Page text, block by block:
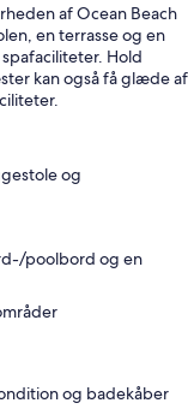
af Ocean Beach
en terrasse og en
Hold
kan også få glæde af
og
poolbord og en
og badekåber